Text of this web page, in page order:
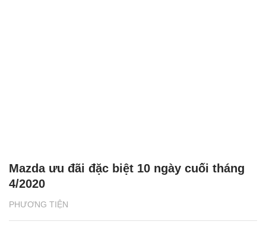
PHƯƠNG TIỆN
Mazda ưu đãi đặc biệt 10 ngày cuối tháng
4/2020